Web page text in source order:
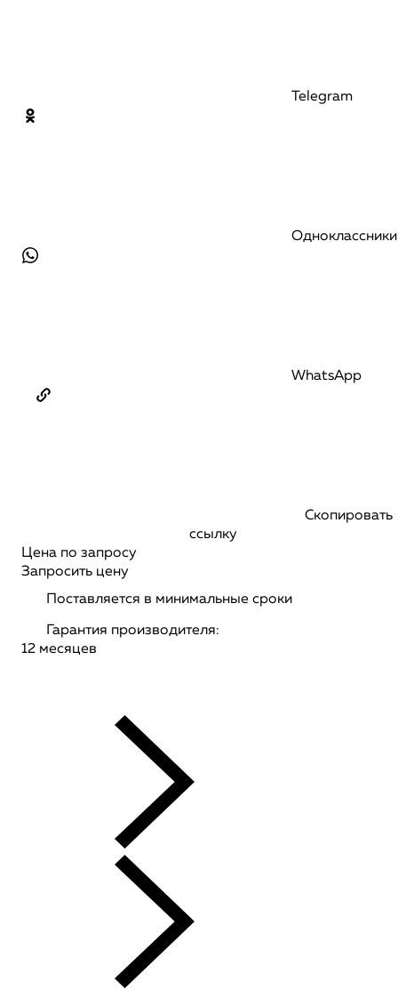
Telegram
Одноклассники
WhatsApp
Скопировать
ссылку
Цена по запросу
Запросить цену
Поставляется в минимальные сроки
Гарантия производителя:
12 месяцев